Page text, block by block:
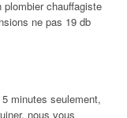
chauffagiste
ne pas 19 db
minutes seulement,
nous vous